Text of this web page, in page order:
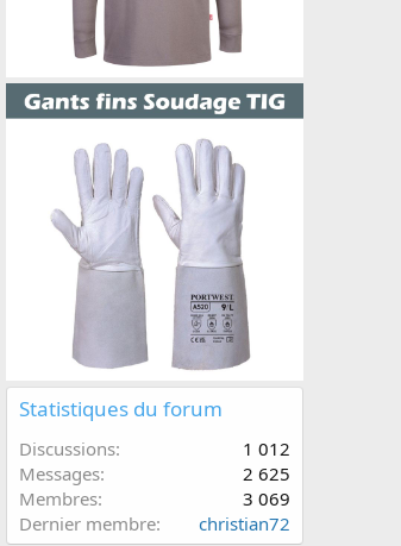
Statistiques du forum
Discussions
1 012
Messages
2 625
Membres
3 069
Dernier membre
christian72